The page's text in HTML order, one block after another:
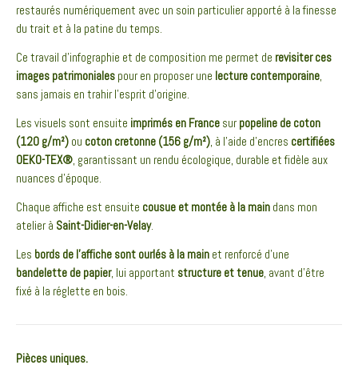
restaurés numériquement avec un soin particulier apporté à la finesse
du trait et à la patine du temps.
Ce travail d’infographie et de composition me permet de revisiter ces
images patrimoniales pour en proposer une lecture contemporaine,
sans jamais en trahir l’esprit d’origine.
Les visuels sont ensuite imprimés en France surpopeline de coton
(120 g/m²) ou coton cretonne (156 g/m²), à l’aide d’encres certifiées
OEKO-TEX®, garantissant un rendu écologique, durable et fidèle aux
nuances d’époque.
Chaque affiche est ensuite cousue et montée à la main dans mon
atelier à Saint-Didier-en-Velay.
Les bords de l’affiche sont ourlés à la main et renforcé d’une
bandelette de papier, lui apportant structure et tenue, avant d’être
fixé à la réglette en bois.
Pièces uniques.